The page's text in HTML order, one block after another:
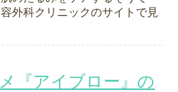
外科クリニックのサイトで見
『アイブロー』の